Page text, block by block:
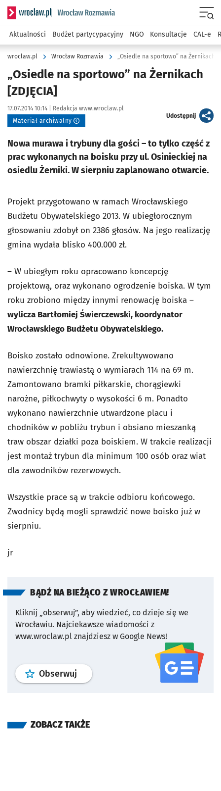
Serwis informacyjny wroclaw.pl podserwis: Rozmawia
Aktualności Budżet partycypacyjny NGO Konsultacje CAL-e
wroclaw.pl Wrocław Rozmawia „Osiedle na sportowo” na Żernikach
„Osiedle na sportowo” na Żernikach
[ZDJĘCIA]
Data publikacji:
17.07.2014 10:14 | Autor:
Redakcja www.wroclaw.pl
Materiał archiwalny
Udostępnijartykuł
Nowa murawa i trybuny dla gości – to tylko część z
prac wykonanych na boisku przy ul. Osinieckiej na
osiedlu Żerniki. W sierpniu zaplanowano otwarcie.
Projekt przygotowano w ramach Wrocławskiego
Budżetu Obywatelskiego 2013. W ubiegłorocznym
głosowaniu zdobył on 2386 głosów. Na jego realizację
gmina wydała blisko 400.000 zł.
– W ubiegłym roku opracowano koncepcję
projektową, oraz wykonano ogrodzenie boiska. W tym
roku zrobiono między innymi renowację boiska –
wylicza Bartłomiej Świerczewski, koordynator
Wrocławskiego Budżetu Obywatelskiego.
Boisko zostało odnowione. Zrekultywowano
nawierzchnię trawiastą o wymiarach 114 na 69 m.
Zamontowano bramki piłkarskie, chorągiewki
narożne, piłkochwyty o wysokości 6 m. Ponadto
wykonano nawierzchnie utwardzone placu i
chodników w pobliżu trybun i obsiano mieszanką
traw obszar działki poza boiskiem. W trakcie realizacji
jest montaż trybun dla minimum 100 osób oraz wiat
dla zawodników rezerwowych.
Wszystkie prace są w trakcie odbioru końcowego.
Zwodnicy będą mogli sprawdzić nowe boisko już w
sierpniu.
jr
BĄDŹ NA BIEŻĄCO Z WROCŁAWIEM!
Kliknij „obserwuj”, aby wiedzieć, co dzieje się we
Wrocławiu. Najciekawsze wiadomości z
www.wroclaw.pl znajdziesz w Google News!
Obserwuj profil serwisu
ZOBACZ TAKŻE